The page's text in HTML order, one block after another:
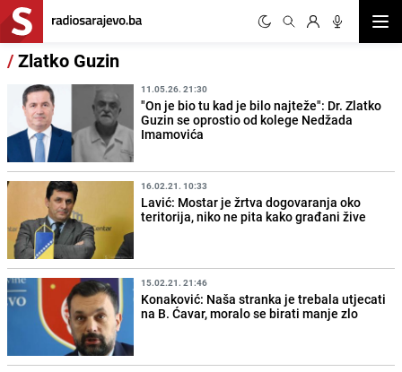
/Zlatko Guzin
11.05.26. 21:30
"On je bio tu kad je bilo najteže": Dr. Zlatko
Guzin se oprostio od kolege Nedžada
Imamovića
16.02.21. 10:33
Lavić: Mostar je žrtva dogovaranja oko
teritorija, niko ne pita kako građani žive
15.02.21. 21:46
Konaković: Naša stranka je trebala utjecati
na B. Ćavar, moralo se birati manje zlo